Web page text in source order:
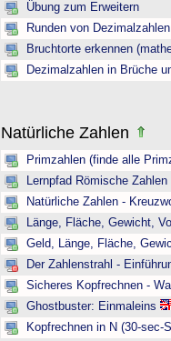
Übung zum Erweitern
Runden von Dezimalzahlen
Bruchtorte erkennen
Dezimalzahlen in Brüche
Natürliche Zahlen
Primzahlen (finde alle
Lernpfad Römische Zahlen
Natürliche Zahlen -
Länge, Fläche, Gewicht,
Geld, Länge, Fläche,
Der Zahlenstrahl -
Sicheres Kopfrechnen -
Ghostbuster: Einmaleins
Kopfrechnen in N (30-sec-